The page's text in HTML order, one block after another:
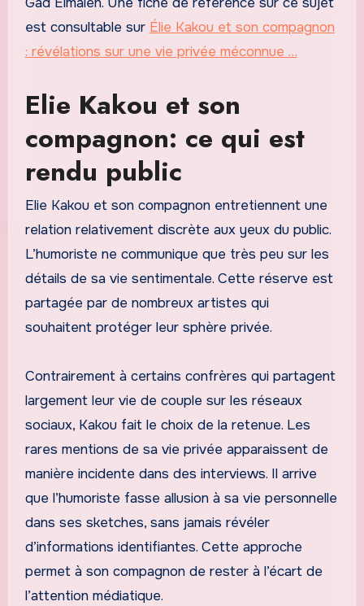
est consultable sur Élie Kakou et son compagnon
: révélations sur une vie privée méconnue …
Elie Kakou et son
compagnon: ce qui est
rendu public
Elie Kakou et son compagnon entretiennent une
relation relativement discrète aux yeux du public.
L’humoriste ne communique que très peu sur les
détails de sa vie sentimentale. Cette réserve est
partagée par de nombreux artistes qui
souhaitent protéger leur sphère privée.
Contrairement à certains confrères qui partagent
largement leur vie de couple sur les réseaux
sociaux, Kakou fait le choix de la retenue. Les
rares mentions de sa vie privée apparaissent de
manière incidente dans des interviews. Il arrive
que l’humoriste fasse allusion à sa vie personnelle
dans ses sketches, sans jamais révéler
d’informations identifiantes. Cette approche
permet à son compagnon de rester à l’écart de
l’attention médiatique.